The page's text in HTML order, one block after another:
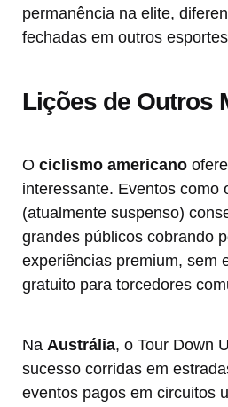
permanência na elite,
fechadas em outros
Lições de Outros
O ciclismo americano
interessante. Eventos como
(atualmente suspenso)
grandes públicos cobrando
experiências premium, sem
gratuito para torcedores
Na Austrália, o Tour Down
sucesso corridas em
eventos pagos em circuitos